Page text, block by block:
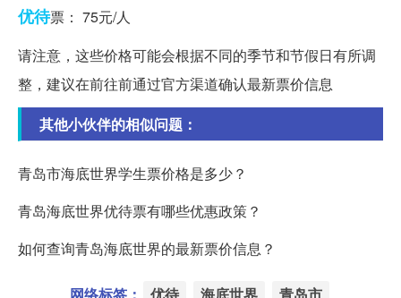
优待票： 75元/人
请注意，这些价格可能会根据不同的季节和节假日有所调
整，建议在前往前通过官方渠道确认最新票价信息
其他小伙伴的相似问题：
青岛市海底世界学生票价格是多少？
青岛海底世界优待票有哪些优惠政策？
如何查询青岛海底世界的最新票价信息？
网络标签： 优待 海底世界 青岛市